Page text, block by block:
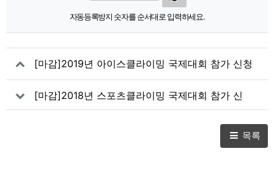
자동등록방지 숫자를 순서대로 입력하세요.
[마감]2019년 아이스클라이밍 국제대회 참가 신청
(2차) - 월드컵 (L,S) 베이징
[마감]2018년 스포츠클라이밍 국제대회 참가 신
청(17차) - 아시아K (컴바인) 크라비/방콕
목록